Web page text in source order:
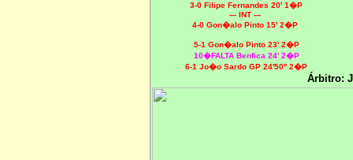
3-0 Filipe Fernandes 20' 1�P
--- INT ---
4-0 Gon�alo Pinto 15' 2�P
5-1 Gon�alo Pinto 23' 2�P
10�FALTA Benfica 24' 2�P
6-1 Jo�o Sardo GP 24'50'' 2�P
Árbitro: